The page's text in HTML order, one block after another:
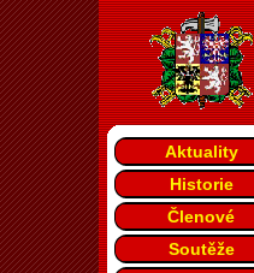
Aktuality
Historie
Členové
Soutěže